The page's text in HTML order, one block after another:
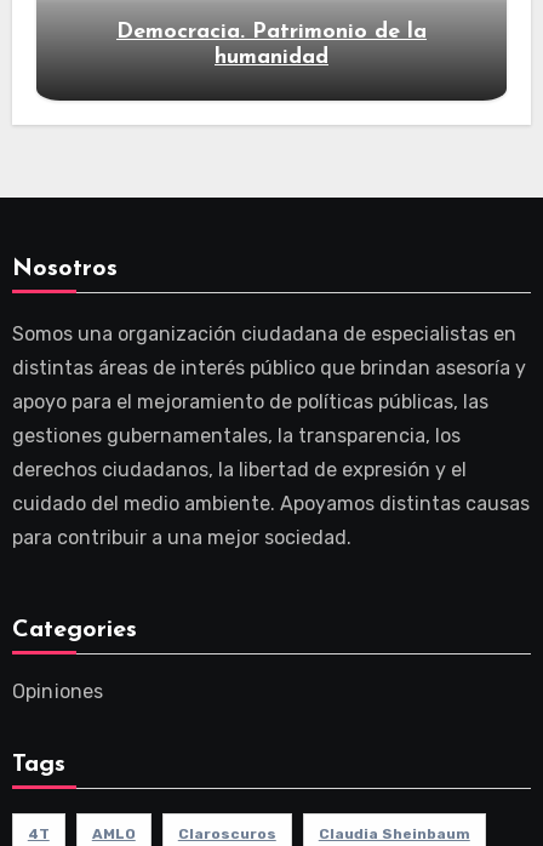
Democracia. Patrimonio de la
humanidad
Nosotros
Somos una organización ciudadana de especialistas en
distintas áreas de interés público que brindan asesoría y
apoyo para el mejoramiento de políticas públicas, las
gestiones gubernamentales, la transparencia, los
derechos ciudadanos, la libertad de expresión y el
cuidado del medio ambiente. Apoyamos distintas causas
para contribuir a una mejor sociedad.
Categories
Opiniones
Tags
4T AMLO Claroscuros Claudia Sheinbaum